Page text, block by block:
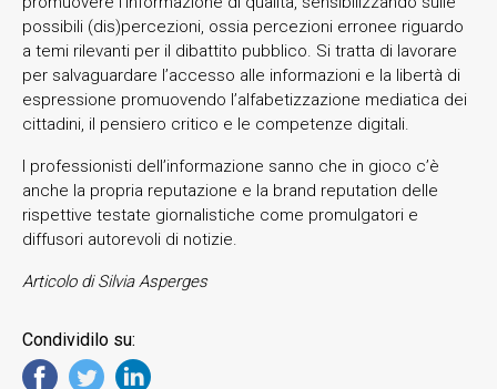
possibili (dis)percezioni, ossia percezioni erronee riguardo
a temi rilevanti per il dibattito pubblico. Si tratta di lavorare
per salvaguardare l’accesso alle informazioni e la libertà di
espressione promuovendo l’alfabetizzazione mediatica dei
cittadini, il pensiero critico e le competenze digitali.
I professionisti dell’informazione sanno che in gioco c’è
anche la propria reputazione e la brand reputation delle
rispettive testate giornalistiche come promulgatori e
diffusori autorevoli di notizie.
Articolo di Silvia Asperges
Condividilo su: